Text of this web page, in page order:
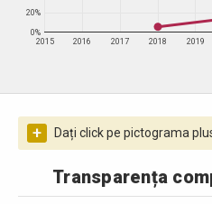
2015 2016 2017 2018 2019
0%
20%
+ Dați click pe pictograma
Transparența